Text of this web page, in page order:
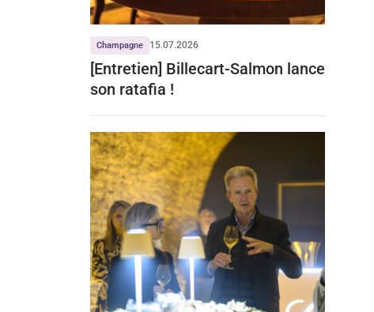
Champagne 15.07.2026
[Entretien] Billecart-Salmon lance
son ratafia !